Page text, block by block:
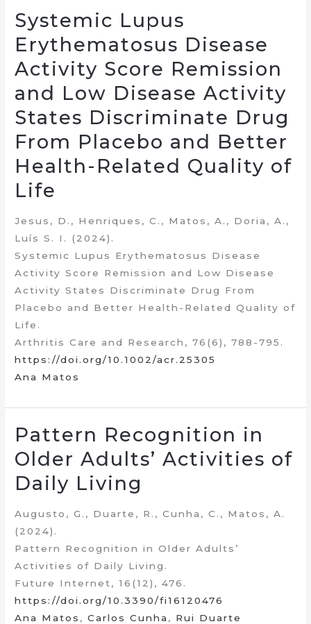
Systemic Lupus
Erythematosus Disease
Activity Score Remission
and Low Disease Activity
States Discriminate Drug
From Placebo and Better
Health-Related Quality of
Life
Jesus, D., Henriques, C., Matos, A., Doria, A.,
Luís S. I. (2024).
Systemic Lupus Erythematosus Disease
Activity Score Remission and Low Disease
Activity States Discriminate Drug From
Placebo and Better Health-Related Quality of
Life.
Arthritis Care and Research, 76(6), 788-795.
https://doi.org/10.1002/acr.25305
Ana Matos
Pattern Recognition in
Older Adults’ Activities of
Daily Living
Augusto, G., Duarte, R., Cunha, C., Matos, A.
(2024).
Pattern Recognition in Older Adults’
Activities of Daily Living.
Future Internet, 16(12), 476.
https://doi.org/10.3390/fi16120476
Ana Matos ,Carlos Cunha , Rui Duarte